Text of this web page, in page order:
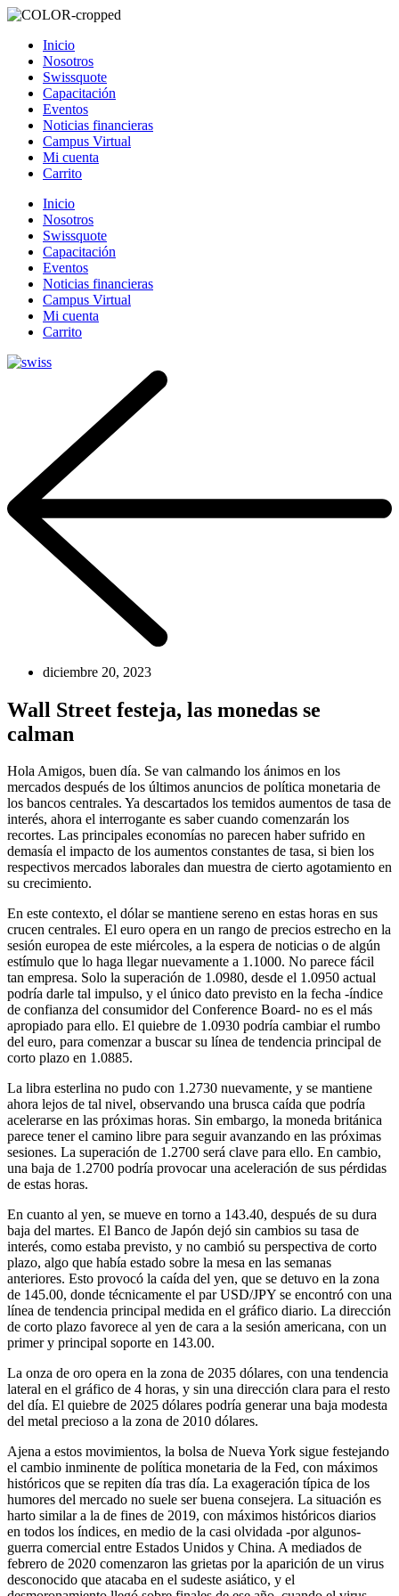
Inicio
Nosotros
Swissquote
Capacitación
Eventos
Noticias financieras
Campus Virtual
Mi cuenta
Carrito
Inicio
Nosotros
Swissquote
Capacitación
Eventos
Noticias financieras
Campus Virtual
Mi cuenta
Carrito
diciembre 20, 2023
Wall Street festeja, las monedas se
calman
Hola Amigos, buen día. Se van calmando los ánimos en los
mercados después de los últimos anuncios de política monetaria de
los bancos centrales. Ya descartados los temidos aumentos de tasa de
interés, ahora el interrogante es saber cuando comenzarán los
recortes. Las principales economías no parecen haber sufrido en
demasía el impacto de los aumentos constantes de tasa, si bien los
respectivos mercados laborales dan muestra de cierto agotamiento en
su crecimiento.
En este contexto, el dólar se mantiene sereno en estas horas en sus
crucen centrales. El euro opera en un rango de precios estrecho en la
sesión europea de este miércoles, a la espera de noticias o de algún
estímulo que lo haga llegar nuevamente a 1.1000. No parece fácil
tan empresa. Solo la superación de 1.0980, desde el 1.0950 actual
podría darle tal impulso, y el único dato previsto en la fecha -índice
de confianza del consumidor del Conference Board- no es el más
apropiado para ello. El quiebre de 1.0930 podría cambiar el rumbo
del euro, para comenzar a buscar su línea de tendencia principal de
corto plazo en 1.0885.
La libra esterlina no pudo con 1.2730 nuevamente, y se mantiene
ahora lejos de tal nivel, observando una brusca caída que podría
acelerarse en las próximas horas. Sin embargo, la moneda británica
parece tener el camino libre para seguir avanzando en las próximas
sesiones. La superación de 1.2700 será clave para ello. En cambio,
una baja de 1.2700 podría provocar una aceleración de sus pérdidas
de estas horas.
En cuanto al yen, se mueve en torno a 143.40, después de su dura
baja del martes. El Banco de Japón dejó sin cambios su tasa de
interés, como estaba previsto, y no cambió su perspectiva de corto
plazo, algo que había estado sobre la mesa en las semanas
anteriores. Esto provocó la caída del yen, que se detuvo en la zona
de 145.00, donde técnicamente el par USD/JPY se encontró con una
línea de tendencia principal medida en el gráfico diario. La dirección
de corto plazo favorece al yen de cara a la sesión americana, con un
primer y principal soporte en 143.00.
La onza de oro opera en la zona de 2035 dólares, con una tendencia
lateral en el gráfico de 4 horas, y sin una dirección clara para el resto
del día. El quiebre de 2025 dólares podría generar una baja modesta
del metal precioso a la zona de 2010 dólares.
Ajena a estos movimientos, la bolsa de Nueva York sigue festejando
el cambio inminente de política monetaria de la Fed, con máximos
históricos que se repiten día tras día. La exageración típica de los
humores del mercado no suele ser buena consejera. La situación es
harto similar a la de fines de 2019, con máximos históricos diarios
en todos los índices, en medio de la casi olvidada -por algunos-
guerra comercial entre Estados Unidos y China. A mediados de
febrero de 2020 comenzaron las grietas por la aparición de un virus
desconocido que atacaba en el sudeste asiático, y el